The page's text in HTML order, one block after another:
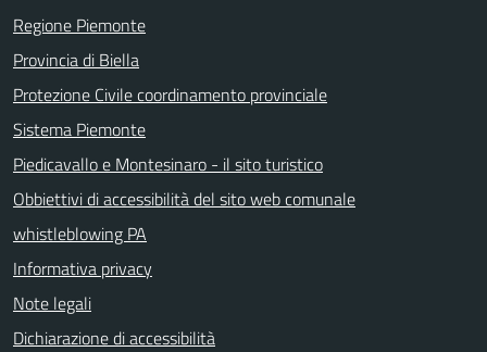
Regione Piemonte
Provincia di Biella
Protezione Civile coordinamento provinciale
Sistema Piemonte
Piedicavallo e Montesinaro - il sito turistico
Obbiettivi di accessibilità del sito web comunale
whistleblowing PA
Informativa privacy
Note legali
Dichiarazione di accessibilità